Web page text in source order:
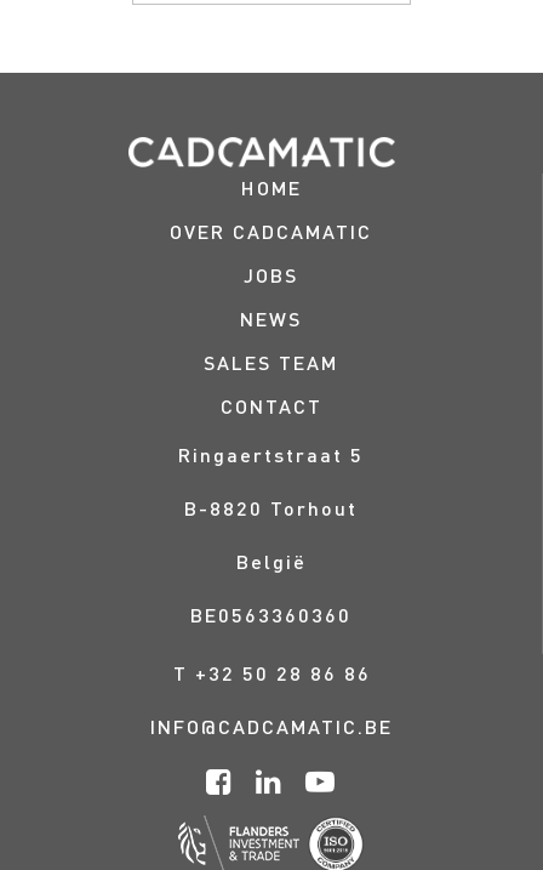
HOME
OVER CADCAMATIC
JOBS
NEWS
SALES TEAM
CONTACT
Ringaertstraat 5
B-8820 Torhout
België
BE0563360360
T +32 50 28 86 86
INFO@CADCAMATIC.BE